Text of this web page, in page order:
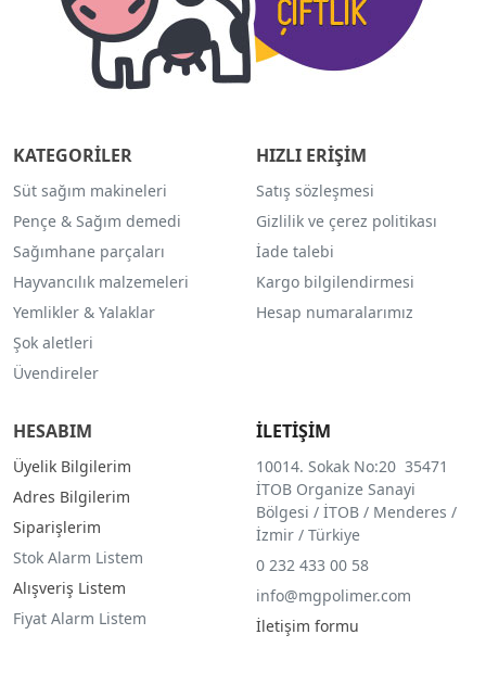
KATEGORİLER
Süt sağım makineleri
Pençe & Sağım demedi
Sağımhane parçaları
Hayvancılık malzemeleri
Yemlikler & Yalaklar
Şok aletleri
Üvendireler
HIZLI ERİŞİM
Satış sözleşmesi
Gizlilik ve çerez politikası
İade talebi
Kargo bilgilendirmesi
Hesap numaralarımız
HESABIM
Üyelik Bilgilerim
Adres Bilgilerim
Siparişlerim
Stok Alarm Listem
Alışveriş Listem
Fiyat Alarm Listem
İLETİŞİM
10014. Sokak No:20 35471
İTOB Organize Sanayi
Bölgesi / İTOB / Menderes /
İzmir / Türkiye
0 232 433 00 58
info@mgpolimer.com
İletişim formu